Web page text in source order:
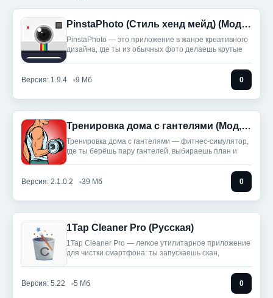
PinstaPhoto (Стиль хенд мейд) (Мод, Unlocked)
PinstaPhoto — это приложение в жанре креативного
дизайна, где ты из обычных фото делаешь крутые
Версия: 1.9.4 9 Мб 0
Тренировка дома с гантелями (Мод, Unlocked)
Тренировка дома с гантелями — фитнес‑симулятор,
где ты берёшь пару гантелей, выбираешь план и
Версия: 2.1.0.2 39 Мб 0
1Tap Cleaner Pro (Русская)
1Tap Cleaner Pro — легкое утилитарное приложение
для чистки смартфона: ты запускаешь скан,
Версия: 5.22 5 Мб 0